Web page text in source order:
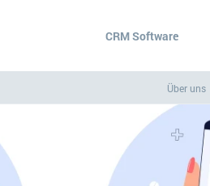
CRM Software
Über uns